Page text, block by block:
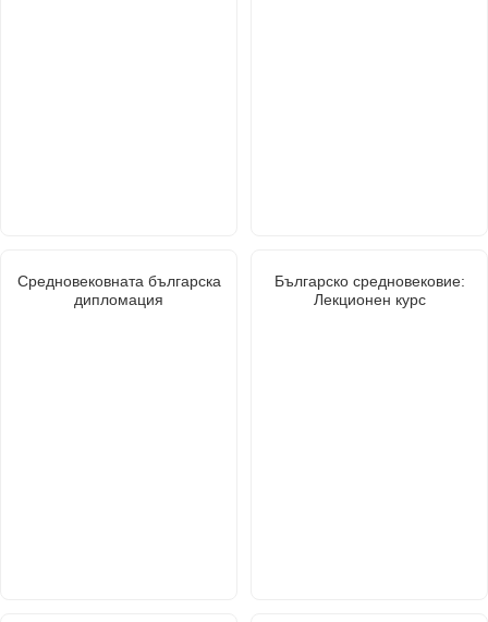
Средновековната българска
дипломация
Българско средновековие:
Лекционен курс